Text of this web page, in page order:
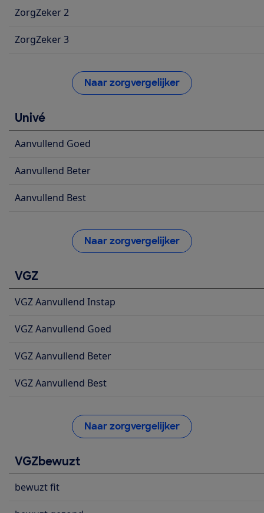
ZorgZeker 2
ZorgZeker 3
Naar zorgvergelijker
Univé
Aanvullend Goed
Aanvullend Beter
Aanvullend Best
Naar zorgvergelijker
VGZ
VGZ Aanvullend Instap
VGZ Aanvullend Goed
VGZ Aanvullend Beter
VGZ Aanvullend Best
Naar zorgvergelijker
VGZbewuzt
bewuzt fit